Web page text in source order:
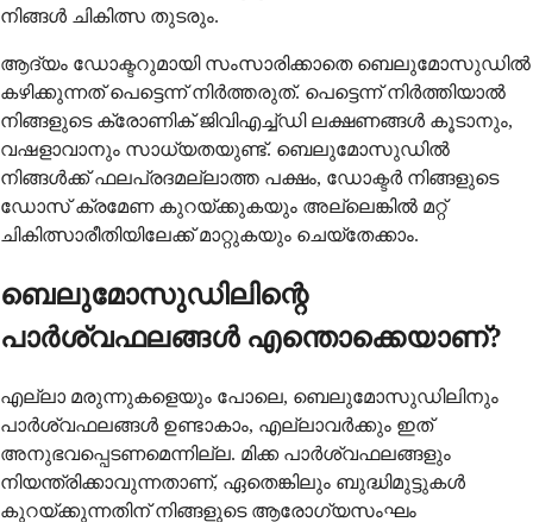
നിങ്ങൾ ചികിത്സ തുടരും.
ആദ്യം ഡോക്ടറുമായി സംസാരിക്കാതെ ബെലുമോസുഡിൽ
കഴിക്കുന്നത് പെട്ടെന്ന് നിർത്തരുത്. പെട്ടെന്ന് നിർത്തിയാൽ
നിങ്ങളുടെ ക്രോണിക് ജിവിഎച്ച്ഡി ലക്ഷണങ്ങൾ കൂടാനും,
വഷളാവാനും സാധ്യതയുണ്ട്. ബെലുമോസുഡിൽ
നിങ്ങൾക്ക് ഫലപ്രദമല്ലാത്ത പക്ഷം, ഡോക്ടർ നിങ്ങളുടെ
ഡോസ് ക്രമേണ കുറയ്ക്കുകയും അല്ലെങ്കിൽ മറ്റ്
ചികിത്സാരീതിയിലേക്ക് മാറ്റുകയും ചെയ്തേക്കാം.
ബെലുമോസുഡിലിന്റെ
പാർശ്വഫലങ്ങൾ എന്തൊക്കെയാണ്?
എല്ലാ മരുന്നുകളെയും പോലെ, ബെലുമോസുഡിലിനും
പാർശ്വഫലങ്ങൾ ഉണ്ടാകാം, എല്ലാവർക്കും ഇത്
അനുഭവപ്പെടണമെന്നില്ല. മിക്ക പാർശ്വഫലങ്ങളും
നിയന്ത്രിക്കാവുന്നതാണ്, ഏതെങ്കിലും ബുദ്ധിമുട്ടുകൾ
കുറയ്ക്കുന്നതിന് നിങ്ങളുടെ ആരോഗ്യസംഘം